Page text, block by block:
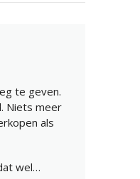
te geven.
Niets meer
als
wel…